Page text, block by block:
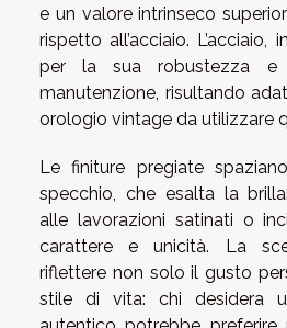
e un valore intrinseco
rispetto all’acciaio. L’acciaio,
per la sua robustezza
manutenzione, risultando
orologio vintage da utilizzare
Le finiture pregiate
specchio, che esalta la
alle lavorazioni satinati o
carattere e unicità. La
riflettere non solo il gusto
stile di vita: chi desidera